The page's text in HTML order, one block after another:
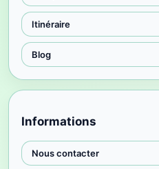
Itinéraire
Blog
Informations
Nous contacter